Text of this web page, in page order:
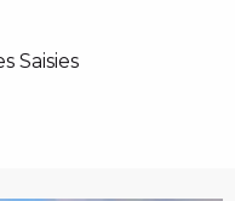
Saisies